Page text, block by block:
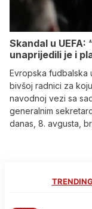
Skandal u
unaprijedili je i
Evropska fudbalska
bivšoj radnici za
navodnoj vezi sa
generalnim
danas, 8. avgusta,